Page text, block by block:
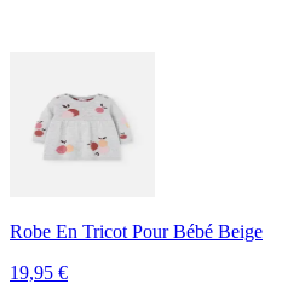
Robe En Tricot Pour Bébé Beige
19,95 €